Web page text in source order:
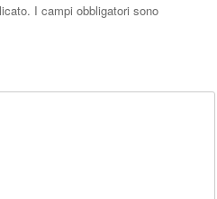
I campi obbligatori sono